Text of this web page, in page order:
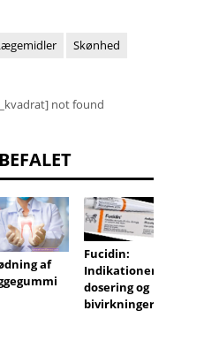
Skønhed
not found
af
Fucidin:
Indikationer,
dosering og
bivirkninger